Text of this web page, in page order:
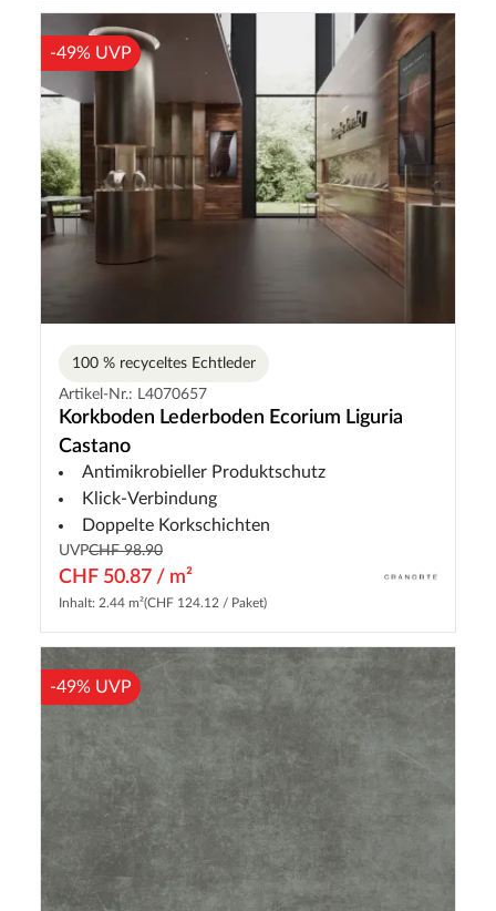
-49% UVP
100 % recyceltes Echtleder
Artikel-Nr.: L4070657
Korkboden Lederboden Ecorium Liguria
Castano
Antimikrobieller Produktschutz
Klick-Verbindung
Doppelte Korkschichten
UVPCHF 98.90
CHF 50.87 / m²
Inhalt: 2.44 m²(CHF 124.12 / Paket)
-49% UVP